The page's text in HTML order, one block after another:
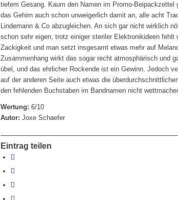
tiefem Gesang. Kaum den Namen im Promo-Beipackzettel
das Gehirn auch schon unweigerlich damit an, alle acht
Lindemann & Co abzugleichen. An sich gar nicht wirklich
schon sehr eigen, trotz einiger steriler Elektronikideen fehlt
Zackigkeit und man setzt insgesamt etwas mehr auf
Zusammenhang wirkt das sogar recht atmosphärisch und
übel, und das ehrlicher Rockende ist ein Gewinn. Jedoch
auf der anderen Seite auch etwas die
den fehlenden Buchstaben im Bandnamen nicht
Wertung: 6/10
Autor: Joxe Schaefer
Eintrag teilen